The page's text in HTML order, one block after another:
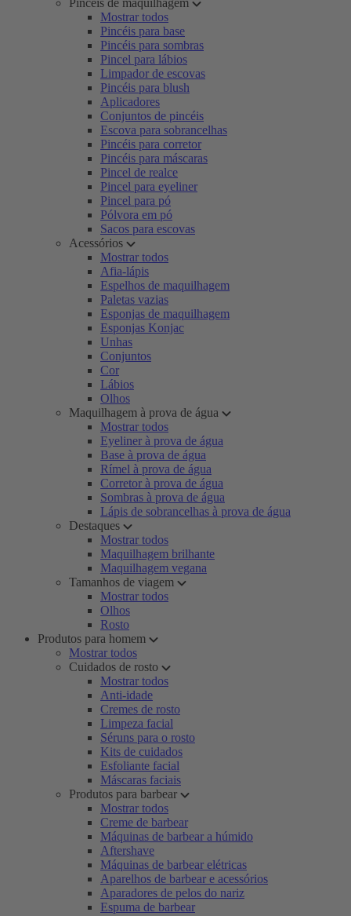
Pincéis de maquilhagem
Mostrar todos
Pincéis para base
Pincéis para sombras
Pincel para lábios
Limpador de escovas
Pincéis para blush
Aplicadores
Conjuntos de pincéis
Escova para sobrancelhas
Pincéis para corretor
Pincéis para máscaras
Pincel de realce
Pincel para eyeliner
Pincel para pó
Pólvora em pó
Sacos para escovas
Acessórios
Mostrar todos
Afia-lápis
Espelhos de maquilhagem
Paletas vazias
Esponjas de maquilhagem
Esponjas Konjac
Unhas
Conjuntos
Cor
Lábios
Olhos
Maquilhagem à prova de água
Mostrar todos
Eyeliner à prova de água
Base à prova de água
Rímel à prova de água
Corretor à prova de água
Sombras à prova de água
Lápis de sobrancelhas à prova de água
Destaques
Mostrar todos
Maquilhagem brilhante
Maquilhagem vegana
Tamanhos de viagem
Mostrar todos
Olhos
Rosto
Produtos para homem
Mostrar todos
Cuidados de rosto
Mostrar todos
Anti-idade
Cremes de rosto
Limpeza facial
Séruns para o rosto
Kits de cuidados
Esfoliante facial
Máscaras faciais
Produtos para barbear
Mostrar todos
Creme de barbear
Máquinas de barbear a húmido
Aftershave
Máquinas de barbear elétricas
Aparelhos de barbear e acessórios
Aparadores de pelos do nariz
Espuma de barbear